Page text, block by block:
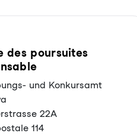
des poursuites
und Konkursamt
22A
114